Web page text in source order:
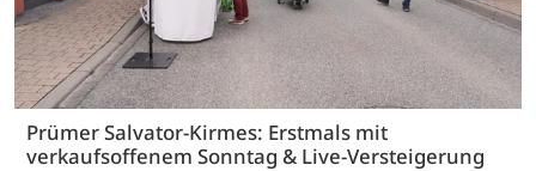
Prümer Salvator-Kirmes: Erstmals mit
verkaufsoffenem Sonntag & Live-Versteigerung